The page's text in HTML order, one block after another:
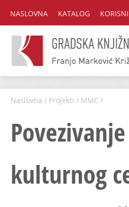
NASLOVNA KATALOG
Naslovna / Projekti / MMC /
kulturnog